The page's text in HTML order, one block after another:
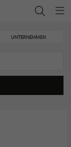
UNTERNEHMEN